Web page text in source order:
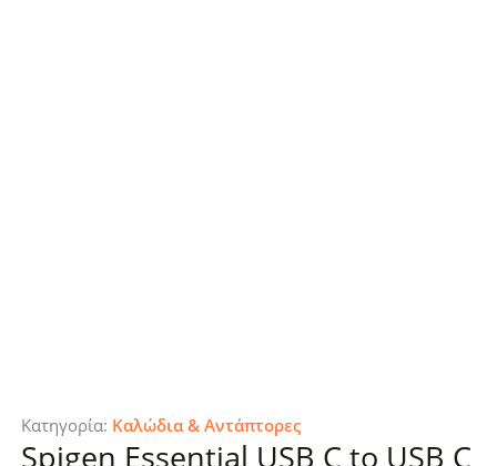
Κατηγορία: Καλώδια & Αντάπτορες
Spigen Essential USB C to USB C